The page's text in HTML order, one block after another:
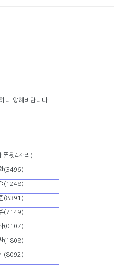
니 양해바랍니다
폰뒷4자리)
(3496)
(1248)
(8391)
(7149)
(0107)
(1808)
(8092)